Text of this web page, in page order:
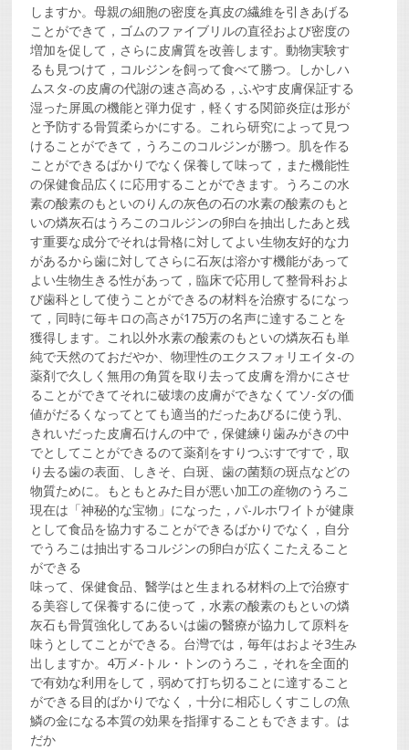
しますか。母親の細胞の密度を真皮の繊維を引きあげる
ことができて，ゴムのファイブリルの直径および密度の
増加を促して，さらに皮膚質を改善します。動物実験す
るも見つけて，コルジンを飼って食べて勝つ。しかしハ
ムスタ-の皮膚の代謝の速さ高める，ふやす皮膚保証する
湿った屏風の機能と弾力促す，軽くする関節炎症は形が
と予防する骨質柔らかにする。これら研究によって見つ
けることができて，うろこのコルジンが勝つ。肌を作る
ことができるばかりでなく保養して味って，また機能性
の保健食品広くに応用することができます。うろこの水
素の酸素のもといのりんの灰色の石の水素の酸素のもと
いの燐灰石はうろこのコルジンの卵白を抽出したあと残
す重要な成分でそれは骨格に対してよい生物友好的な力
があるから歯に対してさらに石灰は溶かす機能があって
よい生物生きる性があって，臨床で応用して整骨科およ
び歯科として使うことができるの材料を治療するになっ
て，同時に毎キロの高さが175万の名声に達することを
獲得します。これ以外水素の酸素のもといの燐灰石も単
純で天然のておだやか、物理性のエクスフォリエイタ-の
薬剤で久しく無用の角質を取り去って皮膚を滑かにさせ
ることができてそれに破壊の皮膚ができなくてソ-ダの価
値がだるくなってとても適当的だったあびるに使う乳、
きれいだった皮膚石けんの中で，保健練り歯みがきの中
でとしてことができるのて薬剤をすりつぶすですで，取
り去る歯の表面、しきそ、白斑、歯の菌類の斑点などの
物質ために。もともとみた目が悪い加工の産物のうろこ
現在は「神秘的な宝物」になった，パ-ルホワイトが健康
として食品を協力することができるばかりでなく，自分
でうろこは抽出するコルジンの卵白が広くこたえること
ができる
味って、保健食品、醫学はと生まれる材料の上で治療す
る美容して保養するに使って，水素の酸素のもといの燐
灰石も骨質強化してあるいは歯の醫療が協力して原料を
味うとしてことができる。台灣では，毎年はおよそ3生み
出しますか。4万メ-トル・トンのうろこ，それを全面的
で有効な利用をして，弱めて打ち切ることに達すること
ができる目的ばかりでなく，十分に相応しくすこしの魚
鱗の金になる本質の効果を指揮することもできます。は
だか